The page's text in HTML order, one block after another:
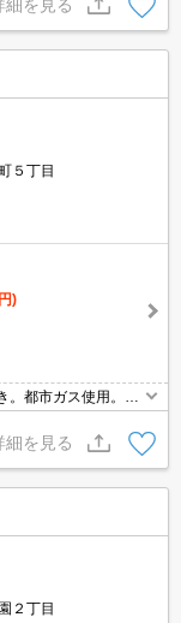
細を見る
５丁目
)
。都市ガス使用。バ
細を見る
２丁目